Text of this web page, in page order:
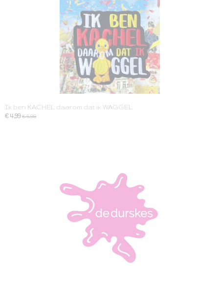
Ik ben KACHEL daarom dat ik WAGGEL
€ 4,99 € 5,99